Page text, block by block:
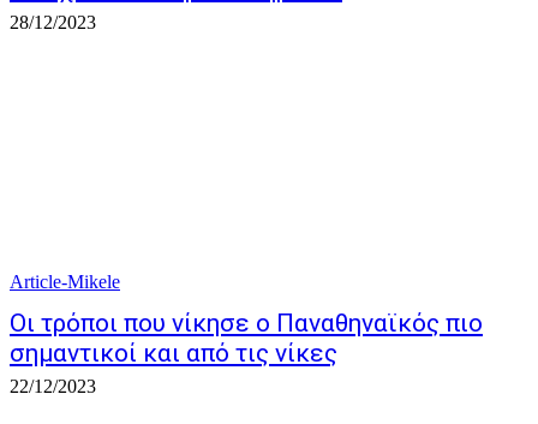
28/12/2023
Article-Mikele
Οι τρόποι που νίκησε ο Παναθηναϊκός πιο
σημαντικοί και από τις νίκες
22/12/2023